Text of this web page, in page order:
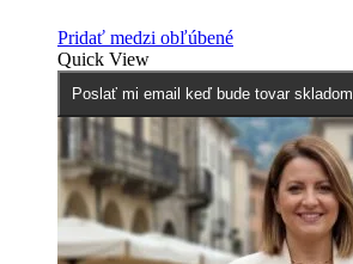
Pridať medzi obľúbené
Quick View
Poslať mi email keď bude tovar skladom